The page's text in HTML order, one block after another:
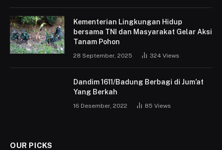
Kementerian Lingkungan Hidup
bersama TNI dan Masyarakat Gelar Aksi
Tanam Pohon
28 September, 2025 324 Views
Dandim 1611/Badung Berbagi di Jum’at
Yang Berkah
16 Desember, 2022 85 Views
OUR PICKS